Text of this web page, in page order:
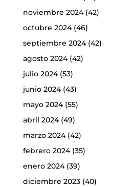
noviembre 2024(42)
octubre 2024(46)
septiembre 2024(42)
agosto 2024(42)
julio 2024(53)
junio 2024(43)
mayo 2024(55)
abril 2024(49)
marzo 2024(42)
febrero 2024(35)
enero 2024(39)
diciembre 2023(40)